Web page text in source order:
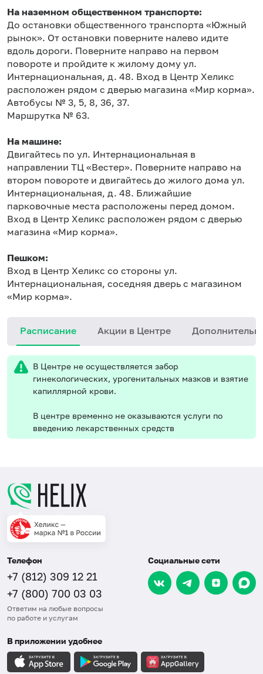
На наземном общественном транспорте:
До остановки общественного транспорта «Южный
рынок». От остановки поверните налево идите
вдоль дороги. Поверните направо на первом
повороте и пройдите к жилому дому ул.
Интернациональная, д. 48. Вход в Центр Хеликс
расположен рядом с дверью магазина «Мир корма».
Автобусы № 3, 5, 8, 36, 37.
Маршрутка № 63.
На машине:
Двигайтесь по ул. Интернациональная в
направлении ТЦ «Вестер». Поверните направо на
втором повороте и двигайтесь до жилого дома ул.
Интернациональная, д. 48. Ближайшие
парковочные места расположены перед домом.
Вход в Центр Хеликс расположен рядом с дверью
магазина «Мир корма».
Пешком:
Вход в Центр Хеликс со стороны ул.
Интернациональная, соседняя дверь с магазином
«Мир корма».
Расписание Акции в Центре
В Центре не осуществляется забор
гинекологических, урогенитальных мазков и взятие
капиллярной крови.
В центре временно не оказываются услуги по
введению лекарственных средств
Телефон
+7 (812) 309 12 21
+7 (800) 700 03 03
Ответим на любые вопросы
по работе и услугам
Социальные сети
В приложении удобнее